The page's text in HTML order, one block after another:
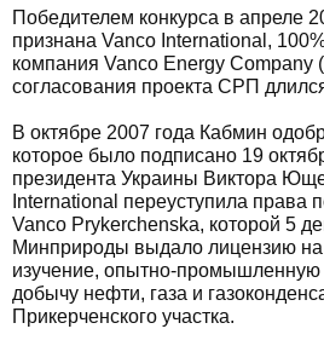
Победителем конкурса в апреле
признана Vanco International,
компания Vanco Energy
согласования проекта СРП
В октябре 2007 года Кабмин
которое было подписано 19
президента Украины Виктора
International переуступила права
Vanco Prykerchenska, которой 5
Минприроды выдало лицензию на
изучение, опытно-
добычу нефти, газа и
Прикерченского участка.